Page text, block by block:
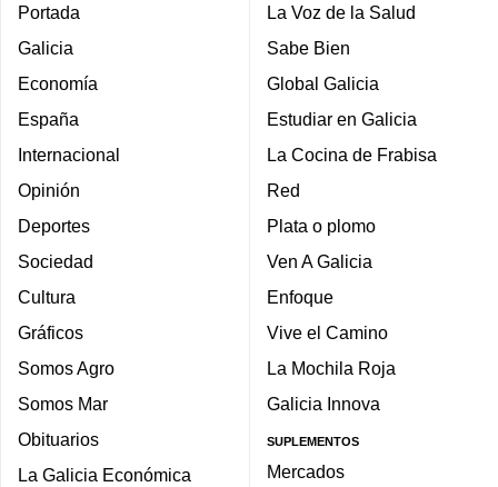
Portada
Galicia
Economía
España
Internacional
Opinión
Deportes
Sociedad
Cultura
Gráficos
Somos Agro
Somos Mar
Obituarios
La Galicia Económica
La Voz de la Salud
Sabe Bien
Global Galicia
Estudiar en Galicia
La Cocina de Frabisa
Red
Plata o plomo
Ven A Galicia
Enfoque
Vive el Camino
La Mochila Roja
Galicia Innova
SUPLEMENTOS
Mercados